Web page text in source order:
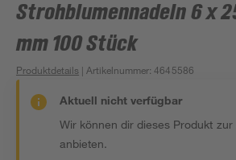
Strohblumennadeln 6 x
mm 100 Stück
Produktdetails | Artikelnummer:4645586
Aktuell nicht verfügbar
Wir können dir dieses Produkt
anbieten.